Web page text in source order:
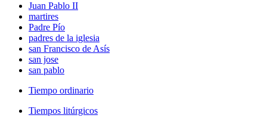
Juan Pablo II
martires
Padre Pío
padres de la iglesia
san Francisco de Asís
san jose
san pablo
Tiempo ordinario
Tiempos litúrgicos